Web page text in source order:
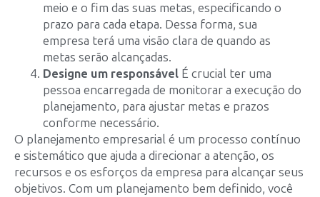
meio e o fim das suas metas, especificando o
prazo para cada etapa. Dessa forma, sua
empresa terá uma visão clara de quando as
metas serão alcançadas.
Designe um responsável É crucial ter uma
pessoa encarregada de monitorar a execução do
planejamento, para ajustar metas e prazos
conforme necessário.
O planejamento empresarial é um processo contínuo
e sistemático que ajuda a direcionar a atenção, os
recursos e os esforços da empresa para alcançar seus
objetivos. Com um planejamento bem definido, você